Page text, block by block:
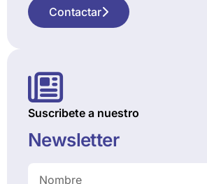
Contactar
Suscribete a nuestro
Newsletter